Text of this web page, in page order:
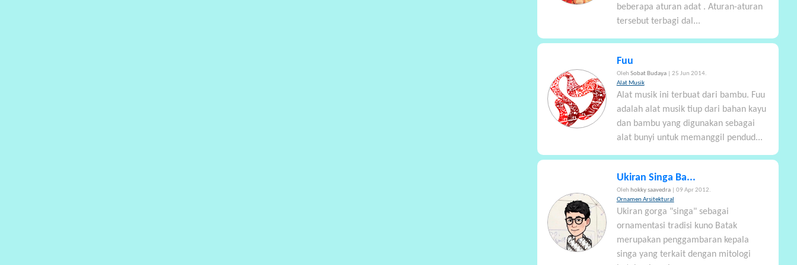
beberapa aturan adat . Aturan-aturan
tersebut terbagi dal...
Fuu
Oleh Sobat Budaya
| 25 Jun 2014.
Alat Musik
Alat musik ini terbuat dari bambu. Fuu
adalah alat musik tiup dari bahan kayu
dan bambu yang digunakan sebagai
alat bunyi untuk memanggil pendud...
Ukiran Singa Ba...
Oleh hokky saavedra
| 09 Apr 2012.
Ornamen Arsitektural
Ukiran gorga "singa" sebagai
ornamentasi tradisi kuno Batak
merupakan penggambaran kepala
singa yang terkait dengan mitologi